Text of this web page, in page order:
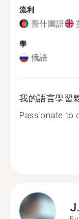
流利
普什圖語
學
俄語
我的語言學習
Passionate to
J.